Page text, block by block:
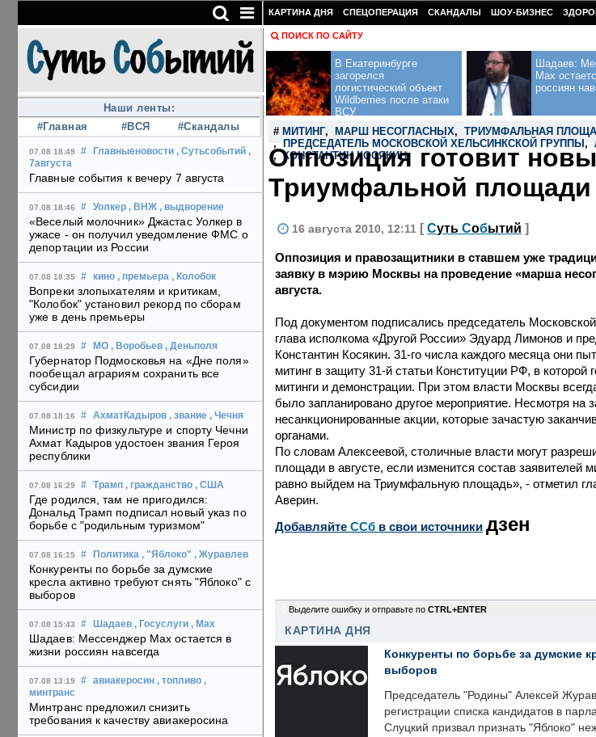
Наши ленты:
#Главная
#ВСЯ #Скандалы
07.08 18:49 # Главныеновости , Сутьсобытий ,
7августа
Главные события к вечеру 7 августа
07.08 18:46 # Уолкер , ВНЖ , выдворение
«Веселый молочник» Джастас Уолкер в
ужасе - он получил уведомление ФМС о
депортации из России
07.08 18:35 # кино , премьера , Колобок
Вопреки злопыхателям и критикам,
"Колобок" установил рекорд по сборам
уже в день премьеры
07.08 18:29 # МО , Воробьев , Деньполя
Губернатор Подмосковья на «Дне поля»
пообещал аграриям сохранить все
субсидии
07.08 18:16 # АхматКадыров , звание , Чечня
Министр по физкультуре и спорту Чечни
Ахмат Кадыров удостоен звания Героя
республики
07.08 16:29 # Трамп , гражданство , США
Где родился, там не пригодился:
Дональд Трамп подписал новый указ по
борьбе с "родильным туризмом"
07.08 16:15 # Политика , "Яблоко" , Журавлев
Конкуренты по борьбе за думские
кресла активно требуют снять "Яблоко" с
выборов
07.08 15:43 # Шадаев , Госуслуги , Max
Шадаев: Мессенджер Max остается в
жизни россиян навсегда
07.08 13:19 # авиакеросин , топливо ,
минтранс
Минтранс предложил снизить
требования к качеству авиакеросина
КАРТИНА ДНЯ СПЕЦОПЕРАЦИЯ СКАНДАЛЫ ШОУ-БИЗНЕС
ПОИСК ПО САЙТУ
В Екатеринбурге
загорелся
логистический объект
Wildberries после атаки
ВСУ
Шадаев:
Max
россиян
# МИТИНГ, МАРШ НЕСОГЛАСНЫХ, ТРИУМФАЛЬНАЯ
,
ПРЕДСЕДАТЕЛЬ МОСКОВСКОЙ ХЕЛЬСИНКСКОЙ ГРУППЫ ,
,КОНСТАНТИН КОСЯКИН
Оппозиция готовит
Триумфальной площади
16 августа 2010, 12:11 [ Суть Событий ]
Оппозиция и правозащитники в ставшем уже
заявку в мэрию Москвы на проведение «марша
августа.
Под документом подписались председатель
глава исполкома «Другой России» Эдуард Лимонов и
Константин Косякин. 31-го числа каждого месяца они
митинг в защиту 31-й статьи Конституции РФ, в которой
митинги и демонстрации. При этом власти Москвы
было запланировано другое мероприятие. Несмотря на
несанкционированные акции, которые зачастую
органами.
По словам Алексеевой, столичные власти могут
площади в августе, если изменится состав заявителей
равно выйдем на Триумфальную площадь», - отметил
Аверин.
Добавляйте CСб в свои источники дзен
Выделите ошибку и отправьте по CTRL+ENTER
КАРТИНА ДНЯ
Конкуренты по борьбе за думские
выборов
Председатель "Родины" Алексей
регистрации списка кандидатов в
Слуцкий призвал признать "Яблоко"